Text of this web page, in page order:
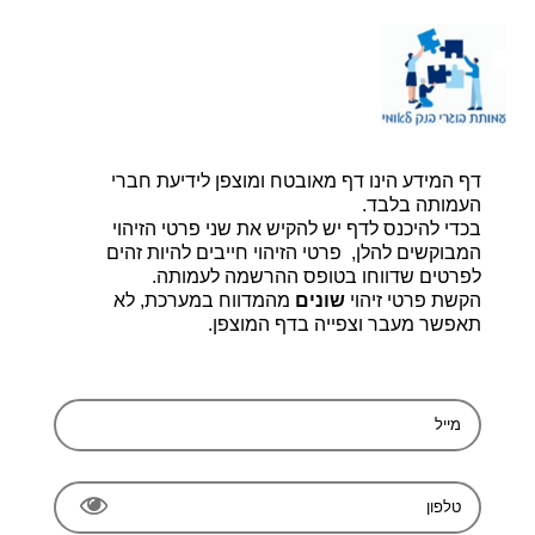
דף הבית |יצירת קשר |
דף המידע הינו דף מאובטח ומוצפן לידיעת חברי
העמותה בלבד.
בכדי להיכנס לדף יש להקיש את שני פרטי הזיהוי
המבוקשים להלן, פרטי הזיהוי חייבים להיות זהים
לפרטים שדווחו בטופס ההרשמה לעמותה.
הקשת פרטי זיהוי שונים מהמדווח במערכת, לא
תאפשר מעבר וצפייה בדף המוצפן.
עמותת בוגרי בנק לאומי, ע.ר 580014348